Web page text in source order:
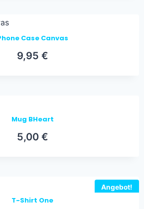
Case Canvas
9,95 €
Mug BHeart
5,00 €
Angebot!
T-Shirt One